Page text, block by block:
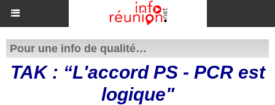
Pour une info de qualité…
TAK : “L'accord PS - PCR est
logique"